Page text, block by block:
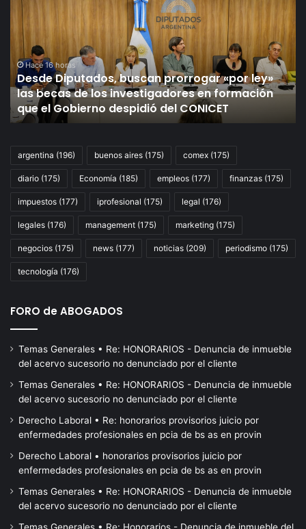
buscan
prorrogar
«por
ley»
las
becas
de
los
investigadores
formación
despidió
del
Hace 16 horas
Desde Diputados, buscan prorrogar «por ley»
las becas de los investigadores en formación
que el Gobierno despidió del CONICET
la
argentina (196) buenos aires (175) comex (175)
diario (175) Economía (185) empleos (177) finanzas (175)
impuestos (177) iprofesional (175) legal (176)
legales (176) management (175) marketing (175)
negocios (175) news (177) noticias (209) periodismo (175)
tecnología (176)
FORO de ABOGADOS
Temas Generales • Re: HONORARIOS - Denuncia de inmueble
del acervo sucesorio no denunciado por el cliente
Temas Generales • Re: HONORARIOS - Denuncia de inmueble
del acervo sucesorio no denunciado por el cliente
Derecho Laboral • Re: honorarios provisorios juicio por
enfermedades profesionales en pcia de bs as en provin
Derecho Laboral • honorarios provisorios juicio por
enfermedades profesionales en pcia de bs as en provin
Temas Generales • Re: HONORARIOS - Denuncia de inmueble
del acervo sucesorio no denunciado por el cliente